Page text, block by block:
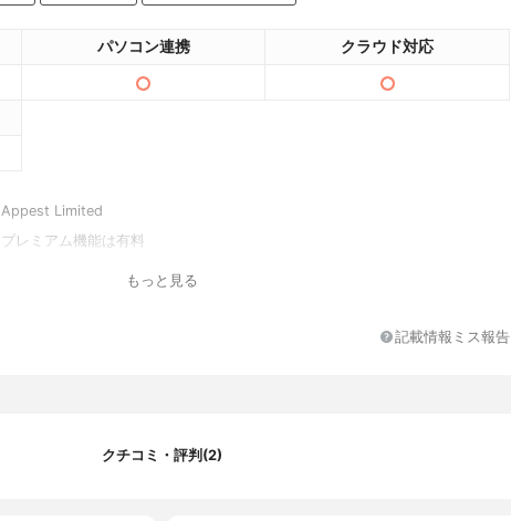
パソコン連携 クラウド対応
Appest Limited
プレミアム機能は有料
もっと見る
記載情報ミス報告
クチコミ・評判(2)